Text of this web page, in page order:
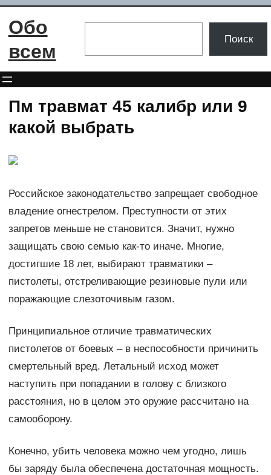
Перейти
Обо
всем
Поиск
Пм травмат 45 калибр или 9
какой выбрать
Российское законодательство запрещает свободное
владение огнестрелом. Преступности от этих
запретов меньше не становится. Значит, нужно
защищать свою семью как-то иначе. Многие,
достигшие 18 лет, выбирают травматики –
пистолеты, отстреливающие резиновые пули или
поражающие слезоточивым газом.
Принципиальное отличие травматических
пистолетов от боевых – в неспособности причинить
смертельный вред. Летальный исход может
наступить при попадании в голову с близкого
расстояния, но в целом это оружие рассчитано на
самооборону.
Конечно, убить человека можно чем угодно, лишь
бы заряду была обеспечена достаточная мощность.